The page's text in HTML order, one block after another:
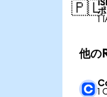
🇵🇱
1
他の
1